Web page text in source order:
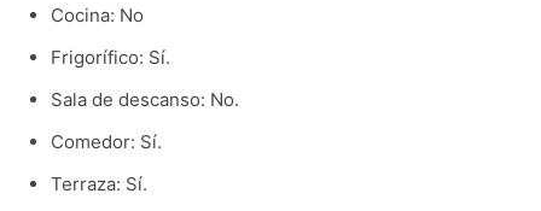
Cocina: No
Frigorífico: Sí.
Sala de descanso: No.
Comedor: Sí.
Terraza: Sí.